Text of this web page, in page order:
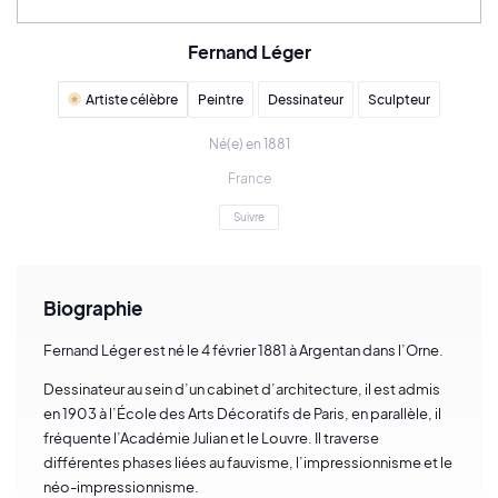
Fernand Léger
Artiste célèbre Peintre Dessinateur Sculpteur
Né(e) en 1881
France
Suivre
Biographie
Fernand Léger est né le 4 février 1881 à Argentan dans l’Orne.
Dessinateur au sein d’un cabinet d’architecture, il est admis
en 1903 à l’École des Arts Décoratifs de Paris, en parallèle, il
fréquente l’Académie Julian et le Louvre. Il traverse
différentes phases liées au fauvisme, l’impressionnisme et le
néo-impressionnisme.